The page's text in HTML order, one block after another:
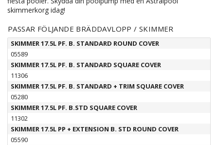
skimmerkorg idag!
PASSAR FÖLJANDE BRÄDDAVLOPP / SKIMMER
SKIMMER 17.5L PF. B. STANDARD ROUND COVER
05589
SKIMMER 17.5L PF. B. STANDARD SQUARE COVER
11306
SKIMMER 17.5L PF. B. STANDARD + TRIM SQUARE COVER
05280
SKIMMER 17.5L PF. B.STD SQUARE COVER
11302
SKIMMER 17.5L PP + EXTENSION B. STD ROUND COVER
05590